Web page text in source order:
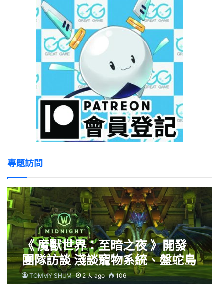
專題訪問
《 魔獸世界：至暗之夜 》開發
團隊訪談 淺談寵物系統、盤蛇島
新劇情
TOMMY SHUM 2 天 ago 106